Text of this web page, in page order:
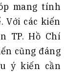
mang tính
Với các kiến
TP. Hồ Chí
cũng đáng
ý kiến cần